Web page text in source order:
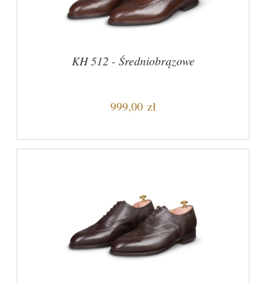
KH 512 - Średniobrązowe
999,00 zł